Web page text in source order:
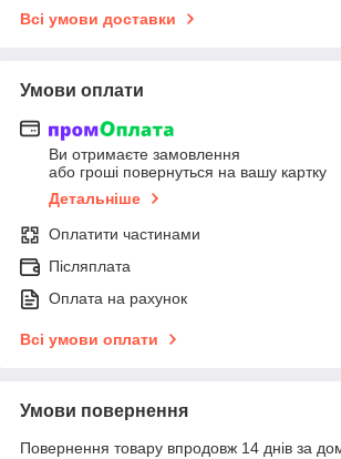
Всі умови доставки
Умови оплати
Ви отримаєте замовлення
або гроші повернуться на вашу картку
Детальніше
Оплатити частинами
Післяплата
Оплата на рахунок
Всі умови оплати
Умови повернення
Повернення товару впродовж 14 днів за